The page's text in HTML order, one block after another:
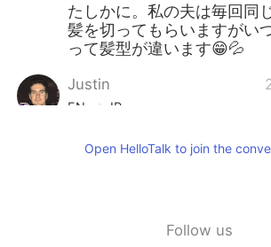
たしかに。私の夫は毎回同
髪を切ってもらいますがい
って髪型が違います😁💦
Justin
EN JP
あったら、いい店を探して
Open HelloTalk to join the
Follow us